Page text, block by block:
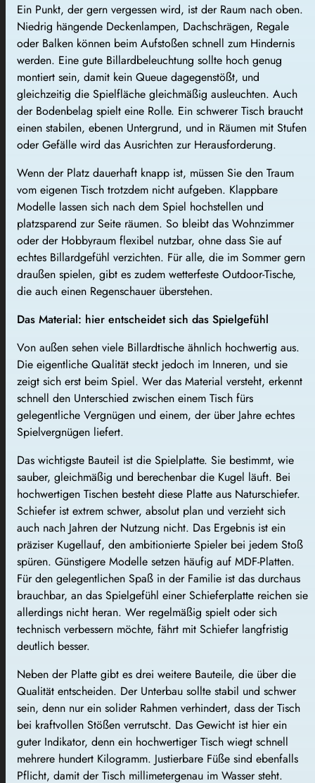
Ein Punkt, der gern vergessen wird, ist der Raum nach oben.
Niedrig hängende Deckenlampen, Dachschrägen, Regale
oder Balken können beim Aufstoßen schnell zum Hindernis
werden. Eine gute Billardbeleuchtung sollte hoch genug
montiert sein, damit kein Queue dagegenstößt, und
gleichzeitig die Spielfläche gleichmäßig ausleuchten. Auch
der Bodenbelag spielt eine Rolle. Ein schwerer Tisch braucht
einen stabilen, ebenen Untergrund, und in Räumen mit Stufen
oder Gefälle wird das Ausrichten zur Herausforderung.
Wenn der Platz dauerhaft knapp ist, müssen Sie den Traum
vom eigenen Tisch trotzdem nicht aufgeben. Klappbare
Modelle lassen sich nach dem Spiel hochstellen und
platzsparend zur Seite räumen. So bleibt das Wohnzimmer
oder der Hobbyraum flexibel nutzbar, ohne dass Sie auf
echtes Billardgefühl verzichten. Für alle, die im Sommer gern
draußen spielen, gibt es zudem wetterfeste Outdoor-Tische,
die auch einen Regenschauer überstehen.
Das Material: hier entscheidet sich das Spielgefühl
Von außen sehen viele Billardtische ähnlich hochwertig aus.
Die eigentliche Qualität steckt jedoch im Inneren, und sie
zeigt sich erst beim Spiel. Wer das Material versteht, erkennt
schnell den Unterschied zwischen einem Tisch fürs
gelegentliche Vergnügen und einem, der über Jahre echtes
Spielvergnügen liefert.
Das wichtigste Bauteil ist die Spielplatte. Sie bestimmt, wie
sauber, gleichmäßig und berechenbar die Kugel läuft. Bei
hochwertigen Tischen besteht diese Platte aus Naturschiefer.
Schiefer ist extrem schwer, absolut plan und verzieht sich
auch nach Jahren der Nutzung nicht. Das Ergebnis ist ein
präziser Kugellauf, den ambitionierte Spieler bei jedem Stoß
spüren. Günstigere Modelle setzen häufig auf MDF-Platten.
Für den gelegentlichen Spaß in der Familie ist das durchaus
brauchbar, an das Spielgefühl einer Schieferplatte reichen sie
allerdings nicht heran. Wer regelmäßig spielt oder sich
technisch verbessern möchte, fährt mit Schiefer langfristig
deutlich besser.
Neben der Platte gibt es drei weitere Bauteile, die über die
Qualität entscheiden. Der Unterbau sollte stabil und schwer
sein, denn nur ein solider Rahmen verhindert, dass der Tisch
bei kraftvollen Stößen verrutscht. Das Gewicht ist hier ein
guter Indikator, denn ein hochwertiger Tisch wiegt schnell
mehrere hundert Kilogramm. Justierbare Füße sind ebenfalls
Pflicht, damit der Tisch millimetergenau im Wasser steht.